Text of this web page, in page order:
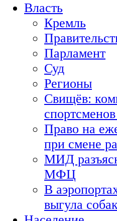
Власть
Кремль
Парламент
Суд
Регионы
Свищёв:
Право на
при смене
МИД
МФЦ
В
выгула